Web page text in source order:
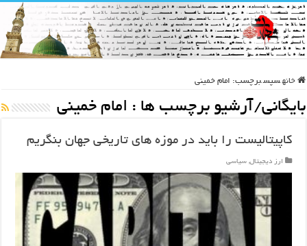
خانه سپس برچسب: امام خمینی
بایگانی/آرشیو برچسب ها : امام خمینی
کاپیتالیست را باید در موزه های تاریخی جهان بنگریم
ارز دیجیتال, سیاسی